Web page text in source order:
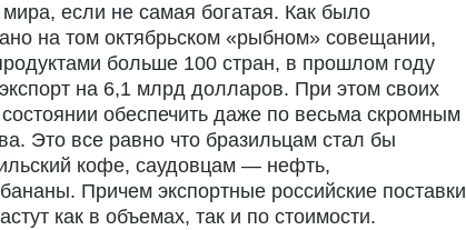
если не самая богатая. Как было
на том октябрьском «рыбном» совещании,
больше 100 стран, в прошлом году
на 6,1 млрд долларов. При этом своих
обеспечить даже по весьма скромным
Это все равно что бразильцам стал бы
кофе, саудовцам — нефть,
Причем экспортные российские поставки
как в объемах, так и по стоимости.